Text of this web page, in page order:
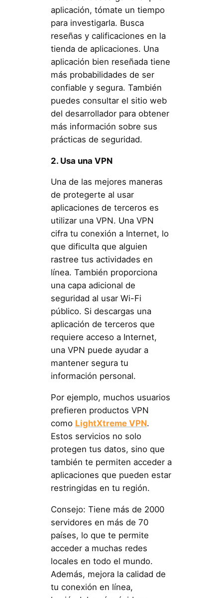
aplicación, tómate un tiempo
para investigarla. Busca
reseñas y calificaciones en la
tienda de aplicaciones. Una
aplicación bien reseñada tiene
más probabilidades de ser
confiable y segura. También
puedes consultar el sitio web
del desarrollador para obtener
más información sobre sus
prácticas de seguridad.
2. Usa una VPN
Una de las mejores maneras
de protegerte al usar
aplicaciones de terceros es
utilizar una VPN. Una VPN
cifra tu conexión a Internet, lo
que dificulta que alguien
rastree tus actividades en
línea. También proporciona
una capa adicional de
seguridad al usar Wi-Fi
público. Si descargas una
aplicación de terceros que
requiere acceso a Internet,
una VPN puede ayudar a
mantener segura tu
información personal.
Por ejemplo, muchos usuarios
prefieren productos VPN
como LightXtreme VPN.
Estos servicios no solo
protegen tus datos, sino que
también te permiten acceder a
aplicaciones que pueden estar
restringidas en tu región.
Consejo: Tiene más de 2000
servidores en más de 70
países, lo que te permite
acceder a muchas redes
locales en todo el mundo.
Además, mejora la calidad de
tu conexión en línea,